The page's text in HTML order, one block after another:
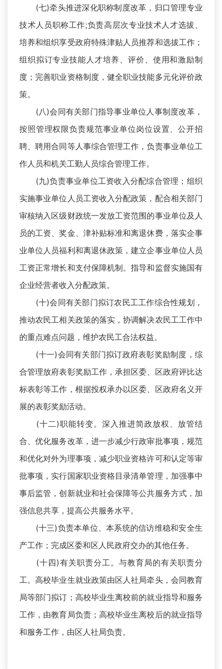
(七)牵头推进深化职称制度改革，归口管理专业
技术人员职称工作;负责高层次专业技术人才选拔、
培养和组织享受政府特殊津贴人员推荐和选拔工作；
组织拟订专业技能人才培养、评价、使用和激励制
度；完善职业资格制度，健全职业技能多元化评价政
策。
(八)会同有关部门指导事业单位人事制度改革，
按照管理权限负责规范事业单位岗位设置、公开招
聘、聘用合同等人事综合管理工作，负责事业单位工
作人员和机关工勤人员综合管理工作。
(九)负责事业单位工资收入分配综合管理；组织
实施事业单位人员工资收入分配政策，配合相关部门
审核纳入区级财政统一发放工资范围的事业单位及人
员的工资、奖金、津补贴标准和离退休费，落实企事
业单位人员福利和离退休政策，建立企事业单位人员
工资正常增长和支付保障机制。指导和监督实施国有
企业经营者收入分配政策。
(十)会同有关部门拟订农民工工作综合性规划，
推动农民工相关政策的落实，协调解决农民工工作中
的重点难点问题，维护农民工合法权益。
(十一)会同有关部门拟订政府表彰奖励制度，综
合管理放府表彰奖励工作，承担区委、区政府评比达
标表彰等工作，根据投权承办以区委、区政府名义开
展的表彰奖励活动。
(十二)职能转变。深入推进简政放权、放管结
合、优化服务改革，进一步减少行政审批事项，规范
和优化对外为理事项，减少职业资格许可和认定等审
批事项，实行国家职业资格目录清单管理，加强事中
事后监管，创新就业和社会保障等公共服务方式，加
强信息共享，提高公共服务水平。
(十三)负责本单位、本系统的信访维稳和安全生
产工作；完成区委和区人民政府交办的其他任务。
(十四)有关职责分工。与教育局的有关职责分
工。高校毕业生就业政策由区人社局牵头，会同教育
局等部门拟订；高校毕业生离校前的就业指导和服务
工作，由教育局负责；高校毕业生离校后的就业指导
和服务工作，由区人社局负责。